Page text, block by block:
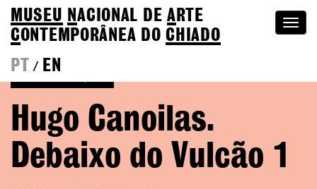
MUSEU NACIONAL DEA RTE
CONTEMPORÂNEA DOCHIADO
PT
/ EN
Hugo Canoilas.
Debaixo do Vulcão 1